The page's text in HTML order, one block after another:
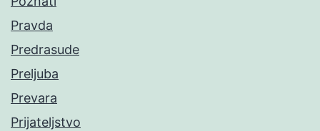
Pravda
Predrasude
Preljuba
Prevara
Prijateljstvo